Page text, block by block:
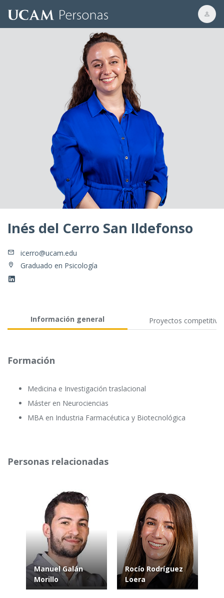
Inés del Cerro San Ildefonso
icerro@ucam.edu
Graduado en Psicología
Información general Proyectos
Formación
Medicina e Investigación traslacional
Máster en Neurociencias
MBA en Industria Farmacéutica y Biotecnológica
Personas relacionadas
Manuel Galán
Morillo
Rocío Rodríguez
Loera